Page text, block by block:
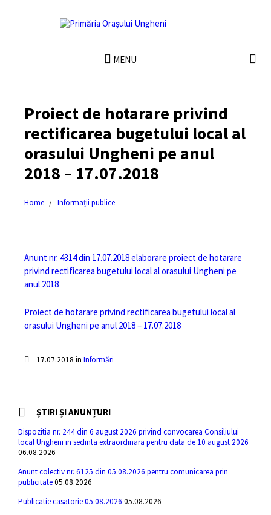
MENU
Proiect de hotarare privind
rectificarea bugetului local al
orasului Ungheni pe anul
2018 – 17.07.2018
Home Informații publice
Anunt nr. 4314 din 17.07.2018 elaborare proiect de hotarare
privind rectificarea bugetului local al orasului Ungheni pe
anul 2018
Proiect de hotarare privind rectificarea bugetului local al
orasului Ungheni pe anul 2018 – 17.07.2018
17.07.2018 in Informări
ȘTIRI ȘI ANUNȚURI
Dispozitia nr. 244 din 6 august 2026 privind convocarea Consiliului
local Ungheni in sedinta extraordinara pentru data de 10 august 2026
06.08.2026
Anunt colectiv nr. 6125 din 05.08.2026 pentru comunicarea prin
publicitate05.08.2026
Publicatie casatorie 05.08.2026 05.08.2026